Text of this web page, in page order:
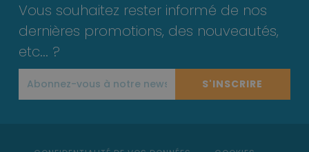
Vous souhaitez rester informé de nos
dernières promotions, des nouveautés,
etc... ?
S'INSCRIRE